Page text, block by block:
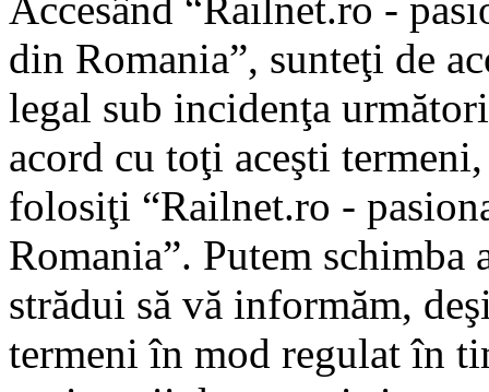
din Romania”, sunteţi de
legal sub incidenţa
acord cu toţi aceşti
folosiţi “Railnet.ro -
Romania”. Putem
strădui să vă informăm,
termeni în mod regulat în